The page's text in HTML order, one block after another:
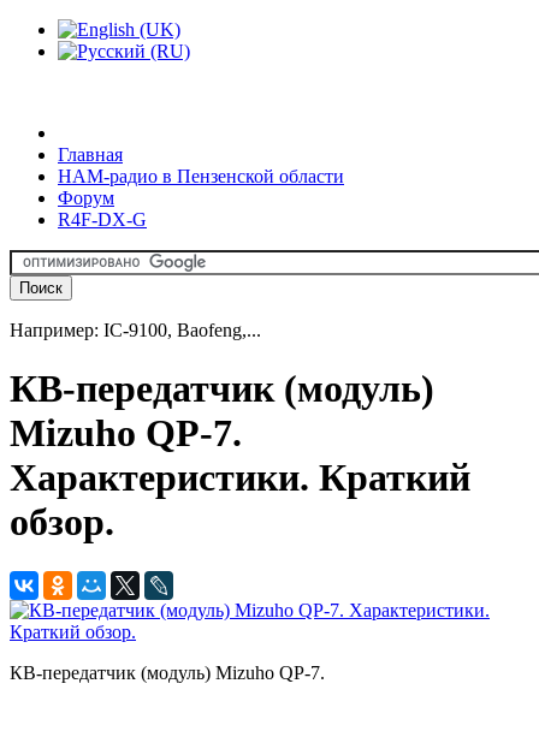
Главная
HAM-радио в Пензенской области
Форум
R4F-DX-G
Например: IC-9100, Baofeng,...
КВ-передатчик (модуль)
Mizuho QP-7.
Характеристики. Краткий
обзор.
КВ-передатчик (модуль) Mizuho QP-7.